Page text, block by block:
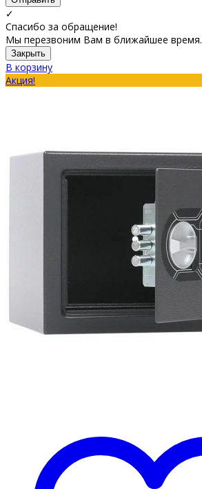
✓
Спасибо за обращение!
Мы перезвоним Вам в ближайшее время.
Закрыть
В корзину
Акция!